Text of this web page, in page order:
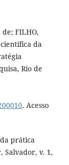
de; FILHO,
da
Rio de
. Acesso
prática
Salvador, v. 1,